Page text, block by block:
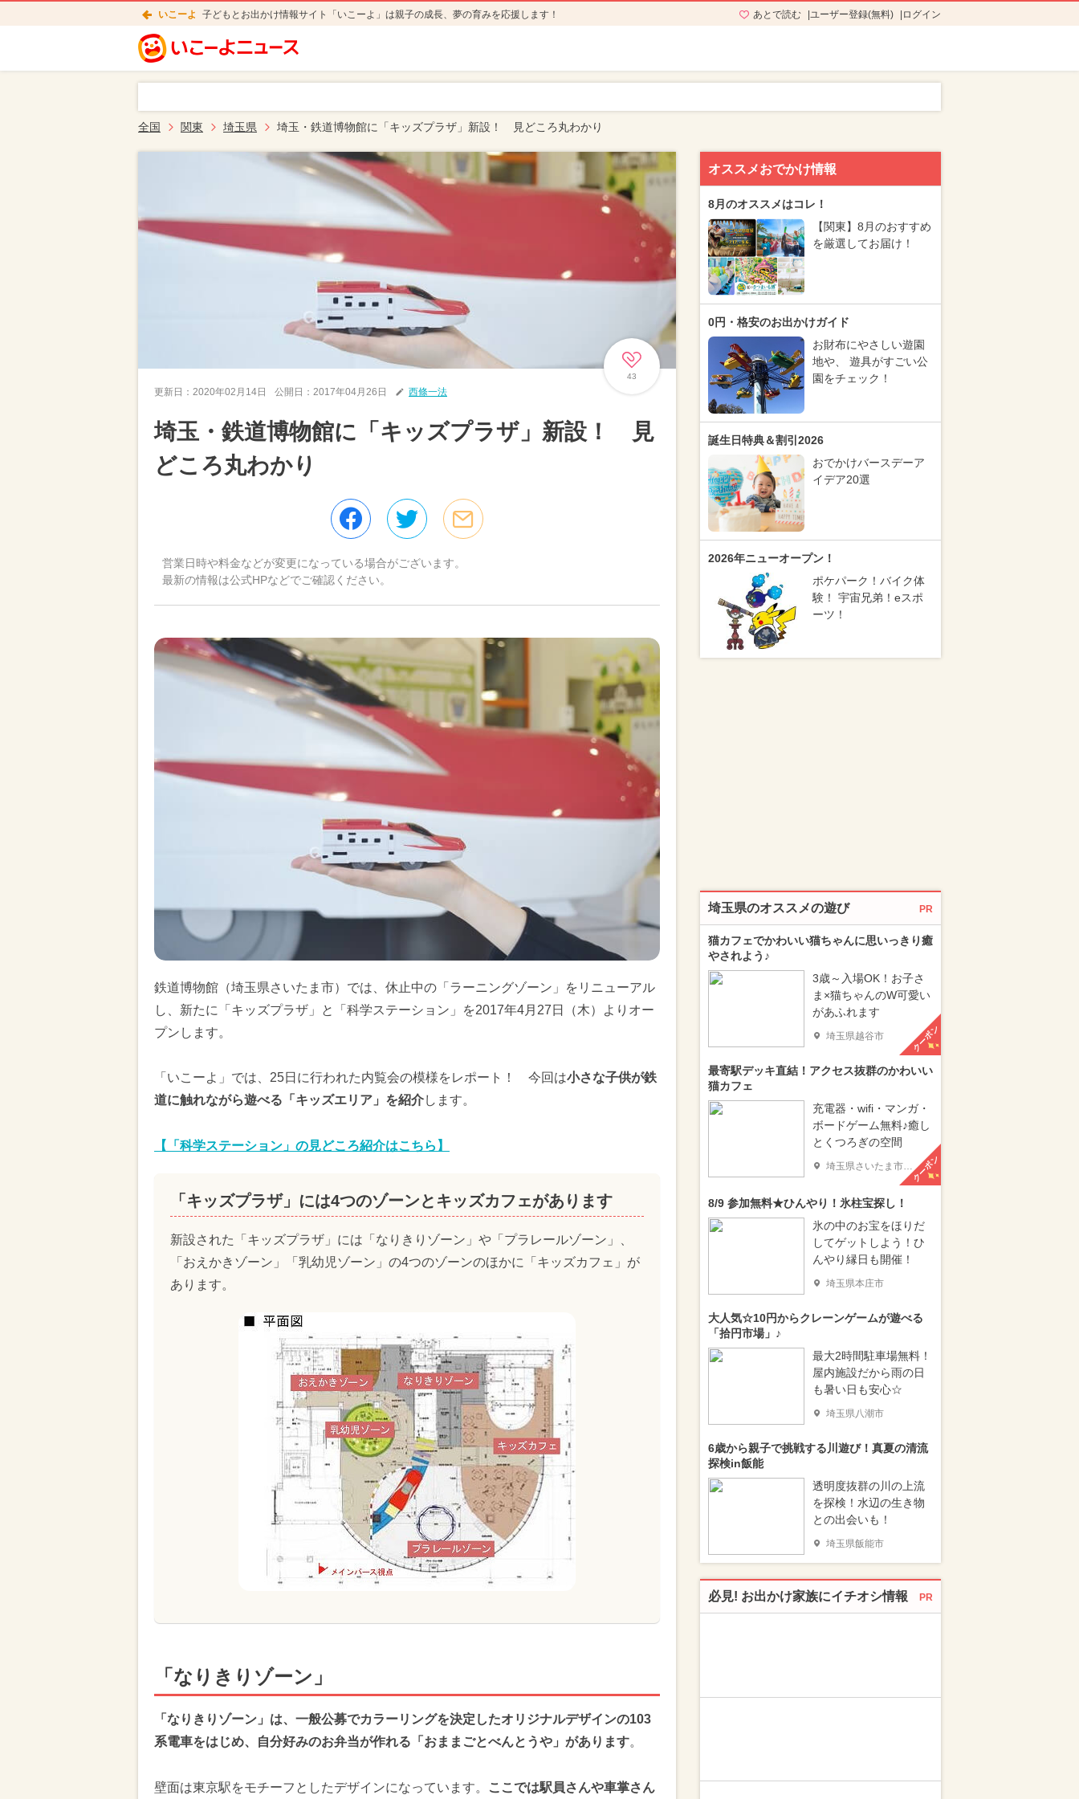
いこーよ 子どもとお出かけ情報サイト「いこーよ」は親子の成長、夢の育みを応援します！ あとで読む ユーザー登録(無料) ログイン
全国 関東 埼玉県 埼玉・鉄道博物館に「キッズプラザ」新設！ 見どころ丸わかり
43
更新日： 2020年02月14日 公開日： 2017年04月26日 西條一法
埼玉・鉄道博物館に「キッズプラザ」新設！ 見
どころ丸わかり
営業日時や料金などが変更になっている場合がございます。
最新の情報は公式HPなどでご確認ください。
鉄道博物館（埼玉県さいたま市）では、休止中の「ラーニングゾーン」をリニューアル
し、新たに「キッズプラザ」と「科学ステーション」を2017年4月27日（木）よりオー
プンします。
「いこーよ」では、25日に行われた内覧会の模様をレポート！ 今回は小さな子供が鉄
道に触れながら遊べる「キッズエリア」を紹介します。
【「科学ステーション」の見どころ紹介はこちら】
「キッズプラザ」には4つのゾーンとキッズカフェがあります
新設された「キッズプラザ」には「なりきりゾーン」や「プラレールゾーン」、
「おえかきゾーン」「乳幼児ゾーン」の4つのゾーンのほかに「キッズカフェ」が
あります。
「なりきりゾーン」
「なりきりゾーン」は、一般公募でカラーリングを決定したオリジナルデザインの103
系電車をはじめ、自分好みのお弁当が作れる「おままごとべんとうや」があります。
壁面は東京駅をモチーフとしたデザインになっています。 ここでは駅員さんや車掌さん
オススメおでかけ情報
8月のオススメはコレ！
【関東】8月のおすすめ
を厳選してお届け！
0円・格安のお出かけガイド
お財布にやさしい遊園
地や、 遊具がすごい公
園をチェック！
誕生日特典＆割引2026
おでかけバースデーア
イデア20選
2026年ニューオープン！
ポケパーク！バイク体
験！ 宇宙兄弟！eスポ
ーツ！
埼玉県のオススメの遊び PR
猫カフェでかわいい猫ちゃんに思いっきり癒
やされよう♪
3歳～入場OK！お子さ
ま×猫ちゃんのW可愛い
があふれます
埼玉県越谷市 クーポン
最寄駅デッキ直結！アクセス抜群のかわいい
猫カフェ
充電器・wifi・マンガ・
ボードゲーム無料♪癒し
とくつろぎの空間
埼玉県さいたま市大宮区 クーポン
8/9 参加無料★ひんやり！氷柱宝探し！
氷の中のお宝をほりだ
してゲットしよう！ひ
んやり縁日も開催！
埼玉県本庄市
大人気☆10円からクレーンゲームが遊べる
「拾円市場」♪
最大2時間駐車場無料！
屋内施設だから雨の日
も暑い日も安心☆
埼玉県八潮市
6歳から親子で挑戦する川遊び！真夏の清流
探検in飯能
透明度抜群の川の上流
を探検！水辺の生き物
との出会いも！
埼玉県飯能市
必見! お出かけ家族にイチオシ情報 PR